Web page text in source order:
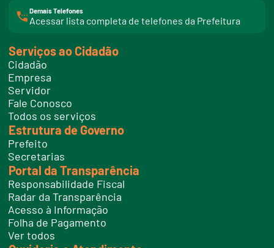
Demais Telefones
Acessar lista completa de telefones da Prefeitura
i
t
e
l
f
o
e
s
Serviços ao Cidadão
Cidadão
Empresa
Servidor
Fale Conosco
Todos os serviços
Estrutura de Governo
Prefeito
Secretarias
Portal da Transparência
Responsabilidade Fiscal
Radar da Transparência
Acesso à Informação
Folha de Pagamento
Ver todos